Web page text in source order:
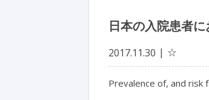
日本の入院患者
2017.11.30 ☆
Prevalence of, and risk